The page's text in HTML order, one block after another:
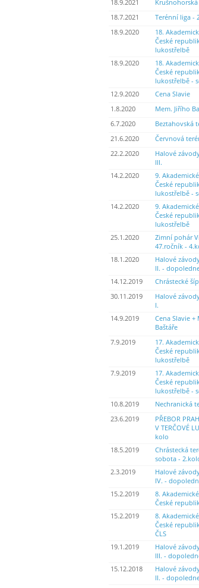
18.9.2021
18.7.2021
Terénní liga -
18.9.2020
18.
České
lukostřelbě
18.9.2020
18.
České
lukostřelbě -
12.9.2020 Cena Slavie
1.8.2020
Mem. Jiřího
6.7.2020
Beztahovská
21.6.2020
Červnová
22.2.2020
Halové
III.
14.2.2020
9.
České
lukostřelbě -
14.2.2020
9.
České
lukostřelbě
25.1.2020
Zimní pohár
47.ročník -
18.1.2020
Halové
II. -
14.12.2019 Chrástecké
30.11.2019
Halové
I.
14.9.2019
Cena Slavie +
Baštáře
7.9.2019
17.
České
lukostřelbě
7.9.2019
17.
České
lukostřelbě -
10.8.2019 Nechranická
23.6.2019
PŘEBOR
V TERČOVÉ
kolo
18.5.2019
Chrástecká
sobota -
2.3.2019
Halové
IV. -
15.2.2019
8.
České
15.2.2019
8.
České
ČLS
19.1.2019
Halové
III. -
15.12.2018
Halové
II. -